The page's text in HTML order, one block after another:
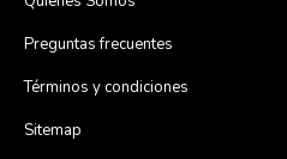
Preguntas frecuentes
Términos y condiciones
Sitemap